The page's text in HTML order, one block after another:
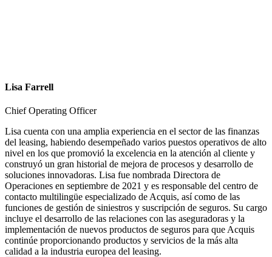
Lisa Farrell
Chief Operating Officer
Lisa cuenta con una amplia experiencia en el sector de las finanzas
del leasing, habiendo desempeñado varios puestos operativos de alto
nivel en los que promovió la excelencia en la atención al cliente y
construyó un gran historial de mejora de procesos y desarrollo de
soluciones innovadoras. Lisa fue nombrada Directora de
Operaciones en septiembre de 2021 y es responsable del centro de
contacto multilingüe especializado de Acquis, así como de las
funciones de gestión de siniestros y suscripción de seguros. Su cargo
incluye el desarrollo de las relaciones con las aseguradoras y la
implementación de nuevos productos de seguros para que Acquis
continúe proporcionando productos y servicios de la más alta
calidad a la industria europea del leasing.